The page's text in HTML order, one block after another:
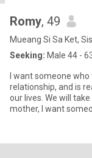
Romy, 49
Mueang Si Sa Ket,
Seeking: Male 44 -
I want someone
relationship, and is
our lives. We will
mother, I want